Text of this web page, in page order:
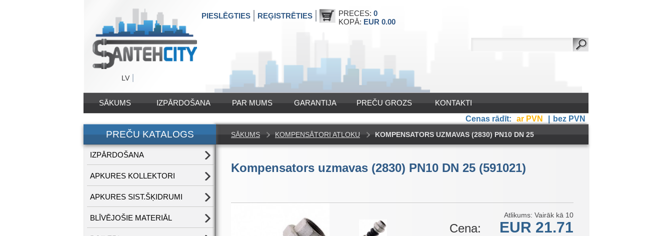
LV
PIESLĒGTIES REĢISTRĒTIES PRECES: 0
KOPĀ: EUR 0.00
SĀKUMS IZPĀRDOŠANA PAR MUMS GARANTIJA PREČU GROZS
KONTAKTI
Cenas rādīt:
ar PVN bez PVN
PREČU KATALOGS
IZPĀRDOŠANA
APKURES KOLLEKTORI
APKURES SIST.ŠĶIDRUMI
BLĪVĒJOŠIE MATERIĀL
SĀKUMS KOMPENSĀTORI ATLOKU KOMPENSATORS UZMAVAS (2830) PN10 DN 25
Kompensators uzmavas (2830) PN10 DN 25 (591021)
Atlikums: Vairāk kā 10
Cena: EUR 21.71